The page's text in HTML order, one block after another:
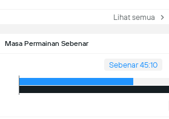
Lihat semua
Masa Permainan Sebenar
Sebenar 45:10